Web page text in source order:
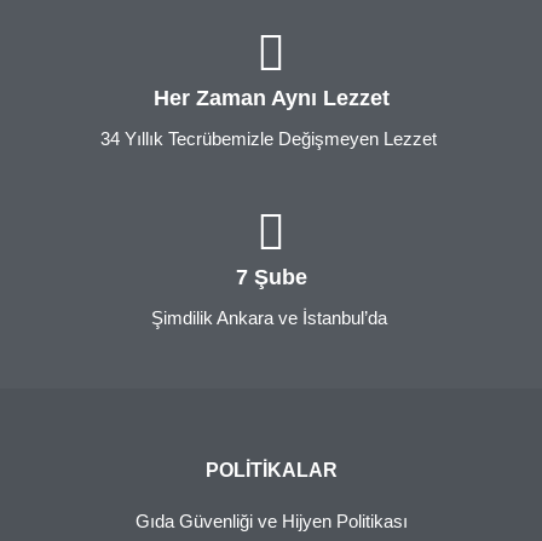
Her Zaman Aynı Lezzet
34 Yıllık Tecrübemizle Değişmeyen Lezzet
7 Şube
Şimdilik Ankara ve İstanbul’da
POLITIKALAR
Gıda Güvenliği ve Hijyen Politikası